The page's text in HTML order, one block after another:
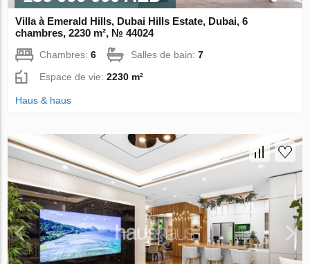
Villa à Emerald Hills, Dubai Hills Estate, Dubai, 6
chambres, 2230 m², № 44024
Chambres:6 Salles de bain:7
Espace de vie:2230 m²
Haus & haus